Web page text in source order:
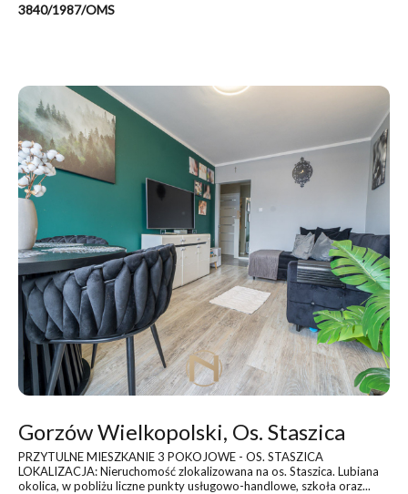
3840/1987/OMS
Gorzów Wielkopolski, Os. Staszica
PRZYTULNE MIESZKANIE 3 POKOJOWE - OS. STASZICA
LOKALIZACJA: Nieruchomość zlokalizowana na os. Staszica. Lubiana
okolica, w pobliżu liczne punkty usługowo-handlowe, szkoła oraz...